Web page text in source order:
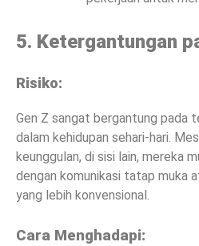
5. Ketergantungan
Risiko:
Gen Z sangat bergantung pada
dalam kehidupan sehari-hari.
keunggulan, di sisi lain, mereka
dengan komunikasi tatap muka
yang lebih konvensional.
Cara Menghadapi: